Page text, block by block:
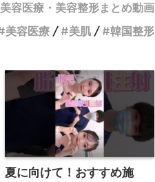
美容医療・美容整形まとめ動画
美容医療 美肌 韓国整形
夏に向けて！おすすめ施